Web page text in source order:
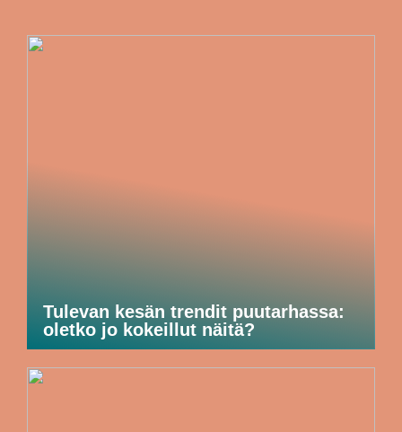
Tulevan kesän trendit puutarhassa:
oletko jo kokeillut näitä?